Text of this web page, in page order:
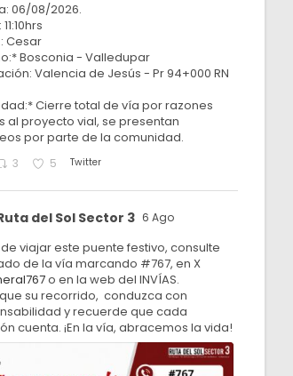
06/08/2026.
Cesar
Bosconia - Valledupar
Valencia de Jesús - Pr 94+000 RN
Cierre total de vía por razones
al proyecto vial, se presentan
por parte de la comunidad.
3 5 Twitter
del Sol Sector 3 6 Ago
viajar este puente festivo, consulte
de la vía marcando #767, en X
o en la web del INVÍAS.
su recorrido, conduzca con
y recuerde que cada
cuenta. ¡En la vía, abracemos la vida!